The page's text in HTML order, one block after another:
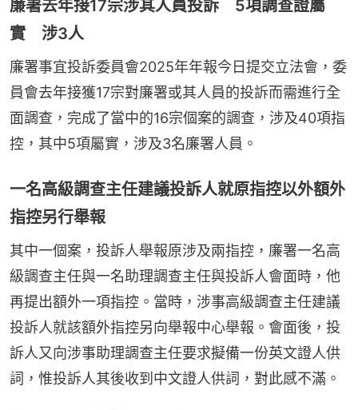
廉署去年接17宗涉其人員投訴 5項調查證屬
實 涉3人
廉署事宜投訴委員會2025年年報今日提交立法會，委
員會去年接獲17宗對廉署或其人員的投訴而需進行全
面調查，完成了當中的16宗個案的調查，涉及40項指
控，其中5項屬實，涉及3名廉署人員。
一名高級調查主任建議投訴人就原指控以外額外
指控另行舉報
其中一個案，投訴人舉報原涉及兩指控，廉署一名高
級調查主任與一名助理調查主任與投訴人會面時，他
再提出額外一項指控。當時，涉事高級調查主任建議
投訴人就該額外指控另向舉報中心舉報。會面後，投
訴人又向涉事助理調查主任要求擬備一份英文證人供
詞，惟投訴人其後收到中文證人供詞，對此感不滿。